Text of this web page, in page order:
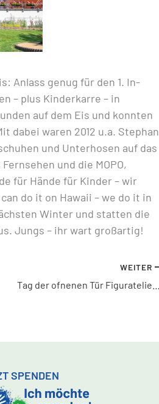
Anlass genug für den 1. In-
– plus Kinderkarre – in
auf dem Eis und konnten
dabei waren 2012 u.a. Stephan
und Unterhosen auf das
und die MOPO,
für Hände für Kinder – wir
do it on Hawaii – we do it in
Winter und statten die
Jungs – ihr wart großartig!
WEITER
SPENDEN